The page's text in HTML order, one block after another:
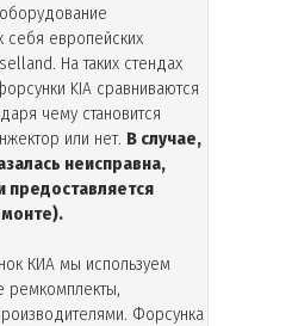
европейских
На таких стендах
KIA сравниваются
чему становится
или нет. В случае,
неисправна,
предоставляется
КИА мы используем
ремкомплекты,
Форсунка